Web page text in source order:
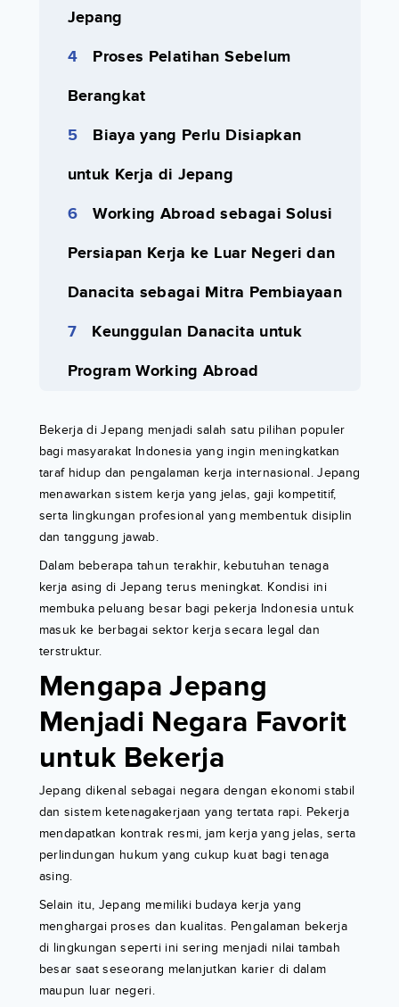
Jepang
Proses Pelatihan Sebelum
Berangkat
Biaya yang Perlu Disiapkan
untuk Kerja di Jepang
Working Abroad sebagai Solusi
Persiapan Kerja ke Luar Negeri dan
Danacita sebagai Mitra Pembiayaan
Keunggulan Danacita untuk
Program Working Abroad
Bekerja di Jepang menjadi salah satu pilihan populer
bagi masyarakat Indonesia yang ingin meningkatkan
taraf hidup dan pengalaman kerja internasional. Jepang
menawarkan sistem kerja yang jelas, gaji kompetitif,
serta lingkungan profesional yang membentuk disiplin
dan tanggung jawab.
Dalam beberapa tahun terakhir, kebutuhan tenaga
kerja asing di Jepang terus meningkat. Kondisi ini
membuka peluang besar bagi pekerja Indonesia untuk
masuk ke berbagai sektor kerja secara legal dan
terstruktur.
Mengapa Jepang
Menjadi Negara Favorit
untuk Bekerja
Jepang dikenal sebagai negara dengan ekonomi stabil
dan sistem ketenagakerjaan yang tertata rapi. Pekerja
mendapatkan kontrak resmi, jam kerja yang jelas, serta
perlindungan hukum yang cukup kuat bagi tenaga
asing.
Selain itu, Jepang memiliki budaya kerja yang
menghargai proses dan kualitas. Pengalaman bekerja
di lingkungan seperti ini sering menjadi nilai tambah
besar saat seseorang melanjutkan karier di dalam
maupun luar negeri.